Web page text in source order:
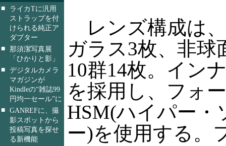
■
ライカTに汎用
ストラップを付
けられる純正ア
ダプター
■ 那須潔写真展
「ひかりと影」
■ デジタルカメラ
マガジンが
Kindleの“雑誌99
円均一セール”に
■ GANREFに、撮
影スポットから
投稿写真を探せ
る新機能
レンズ構成は
ガラス3枚、非球
10群14枚。イン
を採用し、フォ
HSM(ハイパー・
ー)を使用する。